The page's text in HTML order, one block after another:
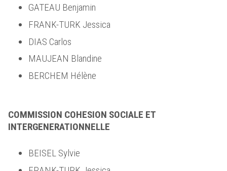
GATEAU Benjamin
FRANK-TURK Jessica
DIAS Carlos
MAUJEAN Blandine
BERCHEM Hélène
COMMISSION COHESION SOCIALE ET
INTERGENERATIONNELLE
BEISEL Sylvie